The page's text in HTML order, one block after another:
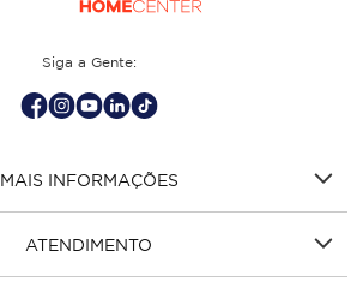
Siga a Gente:
MAIS INFORMAÇÕES
ATENDIMENTO